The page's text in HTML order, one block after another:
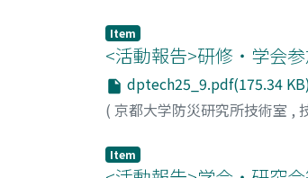
Item
<活動報告>研修・学会
dptech25_9.pdf(175.34
( 京都大学防災研究所技術室 ,
Item